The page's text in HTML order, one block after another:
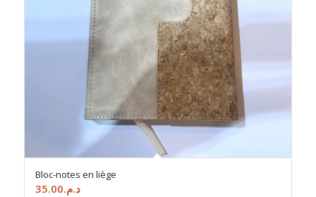
Bloc-notes en liège
د.م.35.00